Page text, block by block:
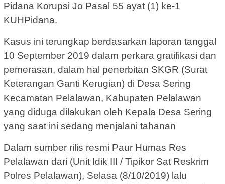
Pidana Korupsi Jo Pasal 55 ayat (1) ke-1
KUHPidana.
Kasus ini terungkap berdasarkan laporan tanggal
10 September 2019 dalam perkara gratifikasi dan
pemerasan, dalam hal penerbitan SKGR (Surat
Keterangan Ganti Kerugian) di Desa Sering
Kecamatan Pelalawan, Kabupaten Pelalawan
yang diduga dilakukan oleh Kepala Desa Sering
yang saat ini sedang menjalani tahanan
Dalam sumber rilis resmi Paur Humas Res
Pelalawan dari (Unit Idik III / Tipikor Sat Reskrim
Polres Pelalawan), Selasa (8/10/2019) lalu